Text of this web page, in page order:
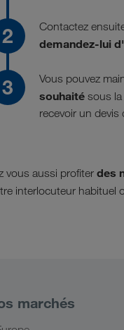
Contactez
demandez-lui
Vous pouvez
souhaité sous la
recevoir un devis
vous aussi profiter des
interlocuteur habituel
marchés